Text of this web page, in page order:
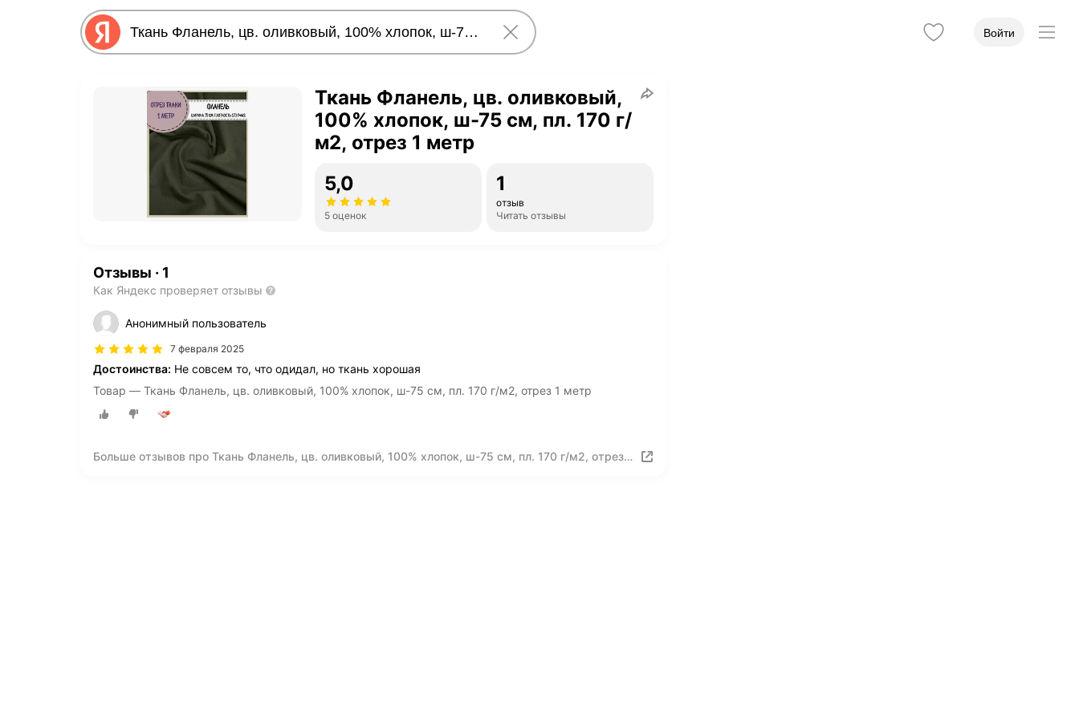
Войти
Ткань Фланель, цв. оливковый,
100% хлопок, ш-75 см, пл. 170 г/
м2, отрез 1 метр
5,0
5 оценок
1
отзыв
Читать отзывы
Отзывы · 1
Как Яндекс проверяет отзывы
Анонимный пользователь
7 февраля 2025
Достоинства: Не совсем то, что одидал, но ткань хорошая
Товар — Ткань Фланель, цв. оливковый, 100% хлопок, ш-75 см, пл. 170 г/м2, отрез 1 метр
Больше отзывов про Ткань Фланель, цв. оливковый, 100% хлопок, ш-75 см, пл. 170 г/м2, отрез 1